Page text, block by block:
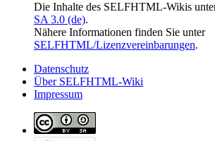
Die Inhalte des SELFHTML-Wikis
SA 3.0 (de).
Nähere Informationen finden Sie unter
SELFHTML/Lizenzvereinbarungen.
Datenschutz
Über SELFHTML-Wiki
Impressum